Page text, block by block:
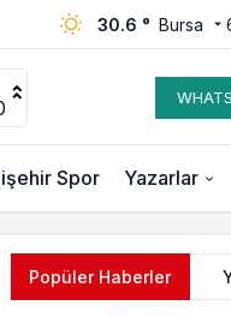
30.6 ° Bursa
Spor Yazarlar
Popüler Haberler